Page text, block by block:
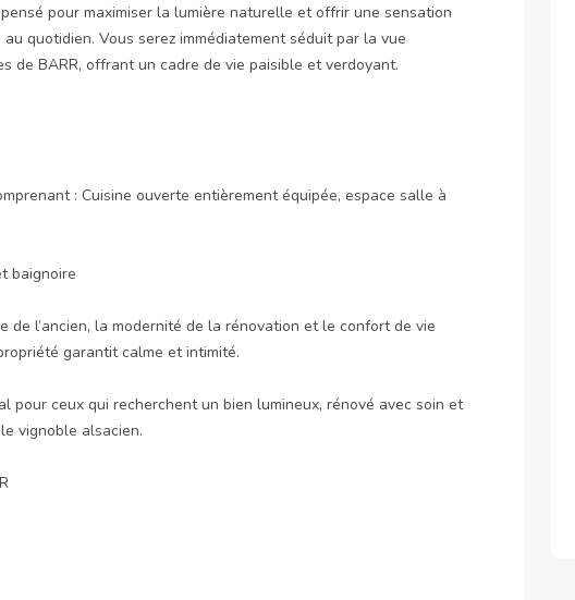
pour maximiser la lumière naturelle et offrir une sensation
quotidien. Vous serez immédiatement séduit par la vue
de BARR, offrant un cadre de vie paisible et verdoyant.
: Cuisine ouverte entièrement équipée, espace salle à
baignoire
de l’ancien, la modernité de la rénovation et le confort de vie
garantit calme et intimité.
pour ceux qui recherchent un bien lumineux, rénové avec soin et
vignoble alsacien.